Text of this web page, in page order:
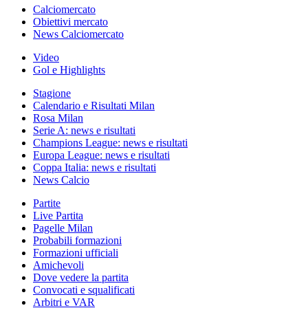
Calciomercato
Obiettivi mercato
News Calciomercato
Video
Gol e Highlights
Stagione
Calendario e Risultati Milan
Rosa Milan
Serie A: news e risultati
Champions League: news e risultati
Europa League: news e risultati
Coppa Italia: news e risultati
News Calcio
Partite
Live Partita
Pagelle Milan
Probabili formazioni
Formazioni ufficiali
Amichevoli
Dove vedere la partita
Convocati e squalificati
Arbitri e VAR